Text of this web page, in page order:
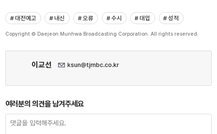
# 대전예고 # 내신 # 오류 # 수시 # 대입 # 성적
Copyright © Daejeon Munhwa Broadcasting Corporation. All rights reserved.
이교선 ksun@tjmbc.co.kr
여러분의 의견을 남겨주세요